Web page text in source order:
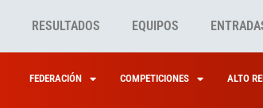
RESULTADOS EQUIPOS
FEDERACIÓN COMPETICIONES ALTO